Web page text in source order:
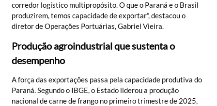
corredor logístico multipropósito. O que o Paraná e o Brasil
produzirem, temos capacidade de exportar”, destacou o
diretor de Operações Portuárias, Gabriel Vieira.
Produção agroindustrial que sustenta o
desempenho
A força das exportações passa pela capacidade produtiva do
Paraná. Segundo o IBGE, o Estado liderou a produção
nacional de carne de frango no primeiro trimestre de 2025,